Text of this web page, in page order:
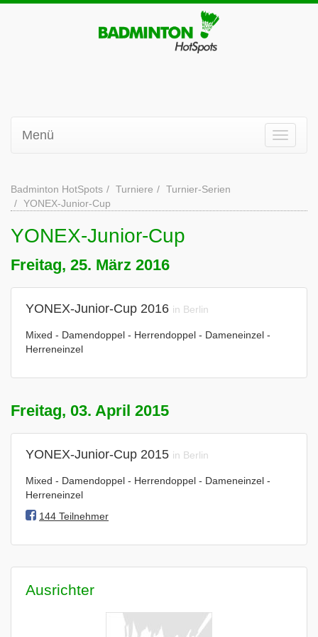
Menü
Badminton HotSpots Turniere
Turnier-Serien
YONEX-Junior-Cup
YONEX-Junior-Cup
Freitag, 25. März 2016
YONEX-Junior-Cup 2016 in Berlin
Mixed - Damendoppel - Herrendoppel - Dameneinzel -
Herreneinzel
Freitag, 03. April 2015
YONEX-Junior-Cup 2015 in Berlin
Mixed - Damendoppel - Herrendoppel - Dameneinzel -
Herreneinzel
144 Teilnehmer
Ausrichter